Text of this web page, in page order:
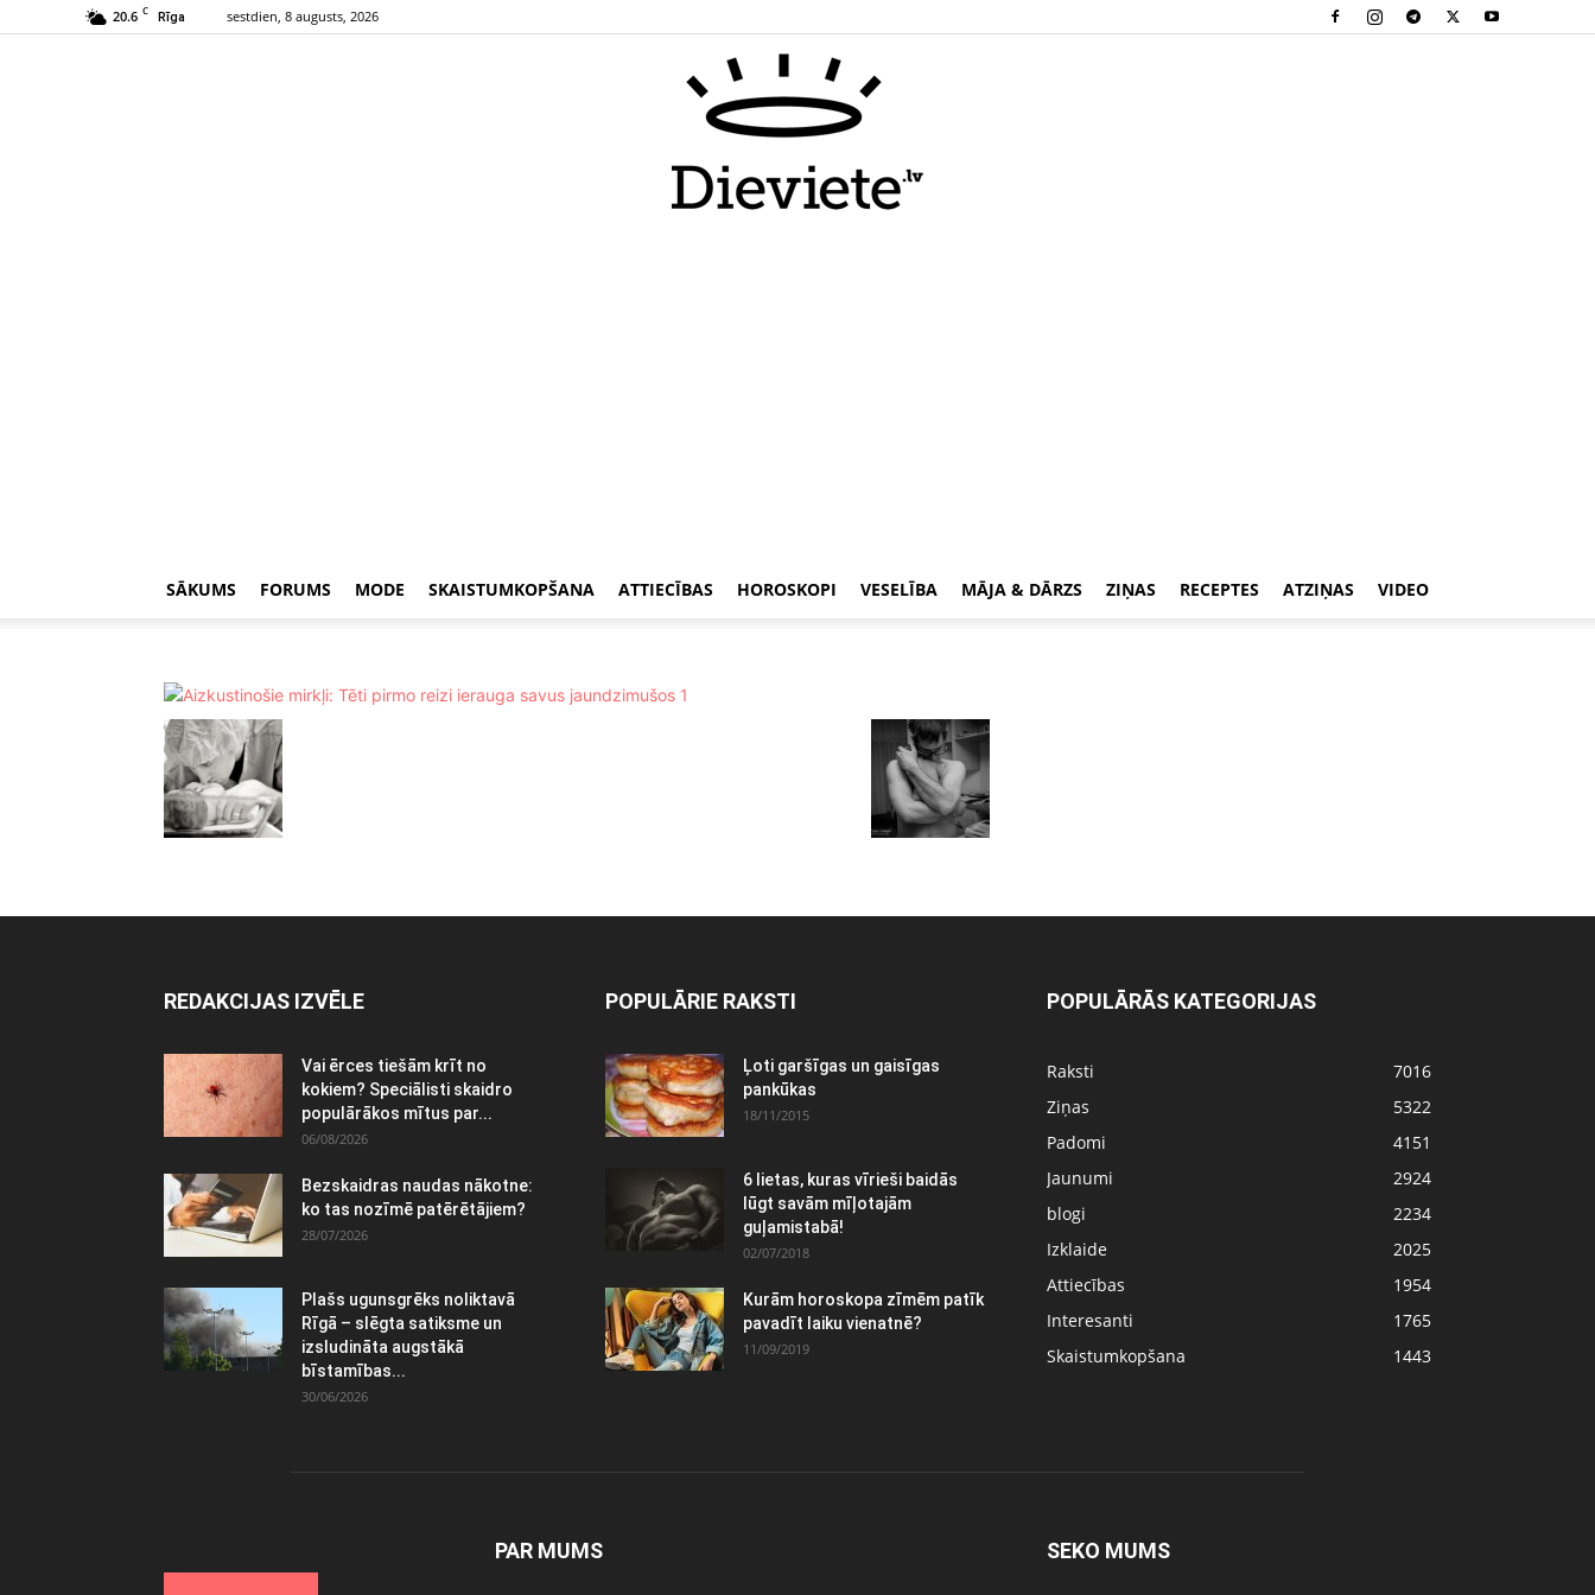
20.6 C Rīga sestdien, 8 augusts, 2026
SĀKUMS FORUMS MODE SKAISTUMKOPŠANA ATTIECĪBAS HOROSKOPI VESELĪBA MĀJA & DĀRZS ZIŅAS RECEPTES ATZIŅAS VIDEO
REDAKCIJAS IZVĒLE
Vai ērces tiešām krīt no
kokiem? Speciālisti skaidro
populārākos mītus par...
06/08/2026
Bezskaidras naudas nākotne:
ko tas nozīmē patērētājiem?
28/07/2026
Plašs ugunsgrēks noliktavā
Rīgā – slēgta satiksme un
izsludināta augstākā
bīstamības...
30/06/2026
POPULĀRIE RAKSTI
Ļoti garšīgas un gaisīgas
pankūkas
18/11/2015
6 lietas, kuras vīrieši baidās
lūgt savām mīļotajām
guļamistabā!
02/07/2018
Kurām horoskopa zīmēm patīk
pavadīt laiku vienatnē?
11/09/2019
POPULĀRĀS KATEGORIJAS
Raksti
7016
Ziņas
5322
Padomi
4151
Jaunumi
2924
blogi
2234
Izklaide
2025
Attiecības
1954
Interesanti
1765
Skaistumkopšana
1443
PAR MUMS SEKO MUMS